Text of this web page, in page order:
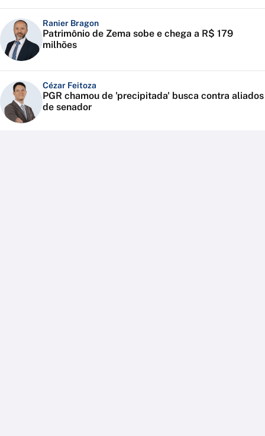
Ranier Bragon
Patrimônio de Zema sobe e chega a R$ 179
milhões
Cézar Feitoza
PGR chamou de 'precipitada' busca contra aliados
de senador